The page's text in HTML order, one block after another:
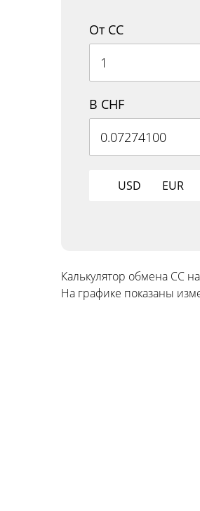
От CC
В CHF
USD EUR
Калькулятор обмена CC
На графике показаны